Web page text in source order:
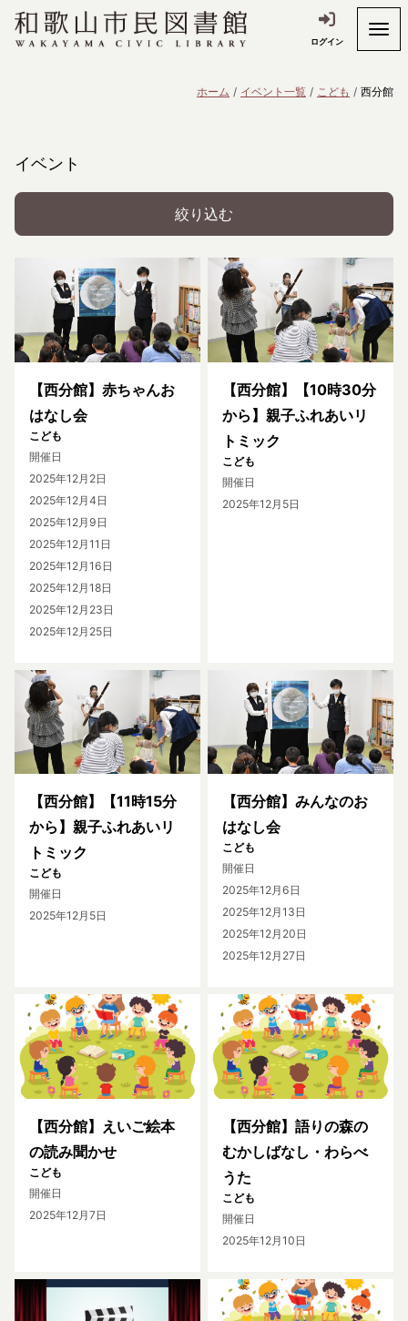
ログイン
ホーム イベント一覧 こども 西分館
イベント
絞り込む
【西分館】赤ちゃんお
はなし会
こども
開催日
2025年12月2日
2025年12月4日
2025年12月9日
2025年12月11日
2025年12月16日
2025年12月18日
2025年12月23日
2025年12月25日
【西分館】【10時30分
から】親子ふれあいリ
トミック
こども
開催日
2025年12月5日
【西分館】【11時15分
から】親子ふれあいリ
トミック
こども
開催日
2025年12月5日
【西分館】みんなのお
はなし会
こども
開催日
2025年12月6日
2025年12月13日
2025年12月20日
2025年12月27日
【西分館】えいご絵本
の読み聞かせ
こども
開催日
2025年12月7日
【西分館】語りの森の
むかしばなし・わらべ
うた
こども
開催日
2025年12月10日